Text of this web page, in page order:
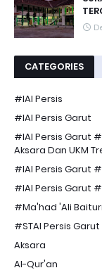
CATEGORIES
#IAI Persis
#IAI Persis Garut
#IAI Persis Garut
Aksara Dan UKM
#IAI Persis Garut
#IAI Persis Garut
#Ma'had 'Ali
#STAI Persis
Aksara
Al-Qur'an